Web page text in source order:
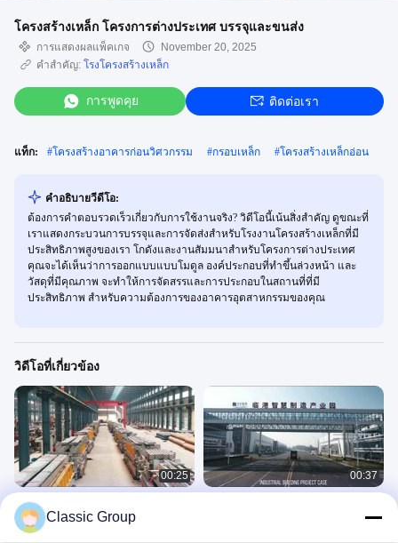
โครงสร้างเหล็ก โครงการต่างประเทศ บรรจุและขนส่ง
การแสดงผลแพ็คเกจ
November 20, 2025
คำสำคัญ: โรงโครงสร้างเหล็ก
การพูดคุย ติดต่อเรา
แท็ก: #โครงสร้างอาคารก่อนวิศวกรรม #กรอบเหล็ก #โครงสร้างเหล็กอ่อน
คําอธิบายวีดีโอ:
ต้องการคําตอบรวดเร็วเกี่ยวกับการใช้งานจริง? วิดีโอนี้เน้นสิ่งสําคัญ ดูขณะที่
เราแสดงกระบวนการบรรจุและการจัดส่งสําหรับโรงงานโครงสร้างเหล็กที่มี
ประสิทธิภาพสูงของเรา โกดังและงานสัมมนาสําหรับโครงการต่างประเทศ
คุณจะได้เห็นว่าการออกแบบแบบโมดูล องค์ประกอบที่ทําขึ้นล่วงหน้า และ
วัสดุที่มีคุณภาพ จะทําให้การจัดสรรและการประกอบในสถานที่ที่มี
ประสิทธิภาพ สําหรับความต้องการของอาคารอุตสาหกรรมของคุณ
วิดีโอที่เกี่ยวข้อง
00:25
โครงการโครงการโครงสร้างเหล็กใน
ต่างประเทศของ Classic Group
การแสดงผลแพ็คเกจ
00:37
Classic Group